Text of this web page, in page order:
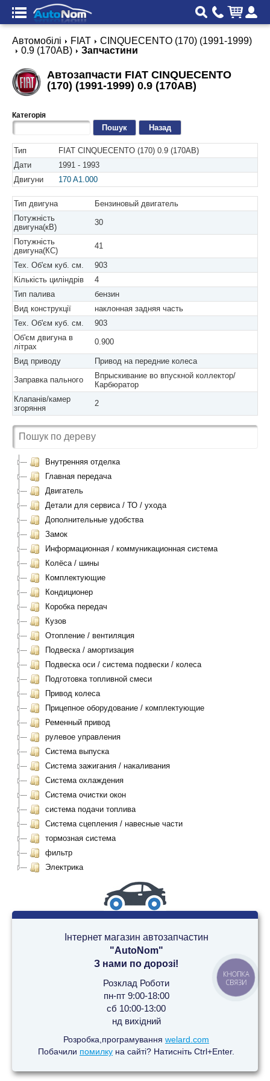
Автомобілі FIAT
CINQUECENTO (170) (1991-1999)
0.9 (170AB)
Запчастини
Автозапчасти FIAT CINQUECENTO
(170) (1991-1999) 0.9 (170AB)
Категорія
Назад
Тип
FIAT CINQUECENTO (170) 0.9 (170AB)
Дати
1991 - 1993
Двигуни
170 A1.000
Тип двигуна
Бензиновый двигатель
Потужність
двигуна(кВ)
30
Потужність
двигуна(КС)
41
Тех. Об'єм куб. см.
903
Кількість циліндрів
4
Тип палива
бензин
Вид конструкції
наклонная задняя часть
Тех. Об'єм куб. см.
903
Об'єм двигуна в
літрах
0.900
Вид приводу Привод на передние колеса
Заправка пального
Впрыскивание во впускной коллектор/
Карбюратор
Клапанів/камер
згоряння
2
Внутренняя отделка
Главная передача
Двигатель
Детали для сервиса / ТО / ухода
Дополнительные удобства
Замок
Информационная / коммуникационная система
Колёса / шины
Комплектующие
Кондиционер
Коробка передач
Кузов
Отопление / вентиляция
Подвеска / амортизация
Подвеска оси / система подвески / колеса
Подготовка топливной смеси
Привод колеса
Прицепное оборудование / комплектующие
Ременный привод
рулевое управления
Система выпуска
Система зажигания / накаливания
Система охлаждения
Система очистки окон
система подачи топлива
Система сцепления / навесные части
тормозная система
фильтр
Электрика
Інтернет магазин автозапчастин
"AutoNom"
З нами по дорозі!
Розклад Роботи
пн-пт 9:00-18:00
сб 10:00-13:00
нд вихідний
Розробка,програмування welard.com
Побачили помилку на сайті? Натисніть Ctrl+Enter.
КНОПКА
СВЯЗИ